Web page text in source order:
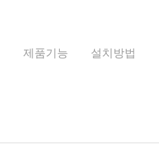
제품기능 설치방법